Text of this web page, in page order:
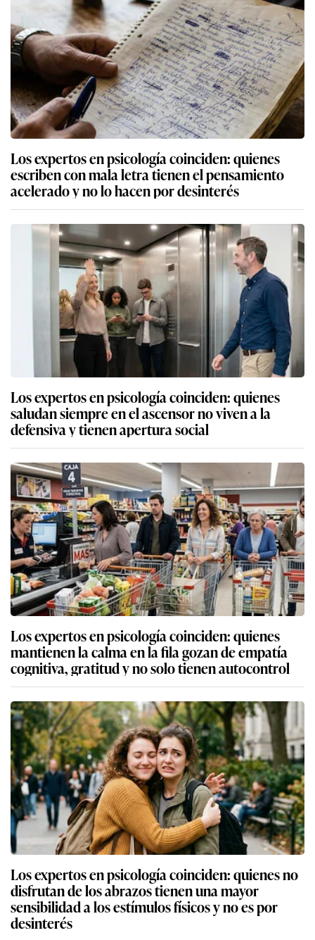
Los expertos en psicología coinciden: quienes
escriben con mala letra tienen el pensamiento
acelerado y no lo hacen por desinterés
Los expertos en psicología coinciden: quienes
saludan siempre en el ascensor no viven a la
defensiva y tienen apertura social
Los expertos en psicología coinciden: quienes
mantienen la calma en la fila gozan de empatía
cognitiva, gratitud y no solo tienen autocontrol
Los expertos en psicología coinciden: quienes no
disfrutan de los abrazos tienen una mayor
sensibilidad a los estímulos físicos y no es por
desinterés